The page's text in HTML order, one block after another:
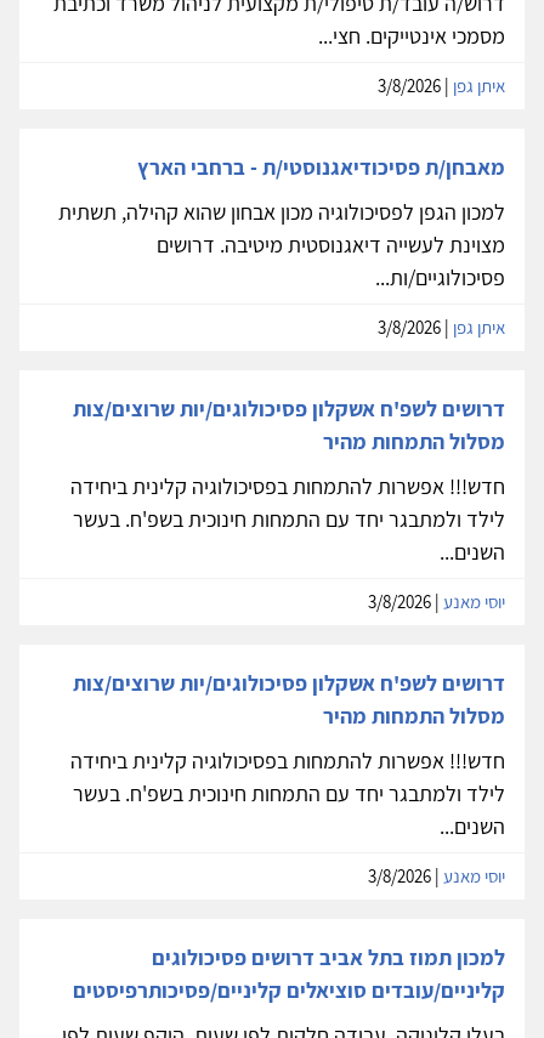
מסמכי אינטייקים. חצי...
איתן גפן
מאבחן/ת פסיכודיאגנוסטי/ת - ברחבי הארץ
למכון הגפן לפסיכולוגיה מכון אבחון שהוא קהילה, תשתית
מצוינת לעשייה דיאגנוסטית מיטיבה. דרושים
פסיכולוגיים/ות...
איתן גפן
דרושים לשפ'ח אשקלון פסיכולוגים/יות שרוצים/צות
מסלול התמחות מהיר
חדש!!! אפשרות להתמחות בפסיכולוגיה קלינית ביחידה
לילד ולמתבגר יחד עם התמחות חינוכית בשפ'ח. בעשר
השנים...
יוסי מאנע
דרושים לשפ'ח אשקלון פסיכולוגים/יות שרוצים/צות
מסלול התמחות מהיר
חדש!!! אפשרות להתמחות בפסיכולוגיה קלינית ביחידה
לילד ולמתבגר יחד עם התמחות חינוכית בשפ'ח. בעשר
השנים...
יוסי מאנע
למכון תמוז בתל אביב דרושים פסיכולוגים
קליניים/עובדים סוציאלים קליניים/פסיכותרפיסטים